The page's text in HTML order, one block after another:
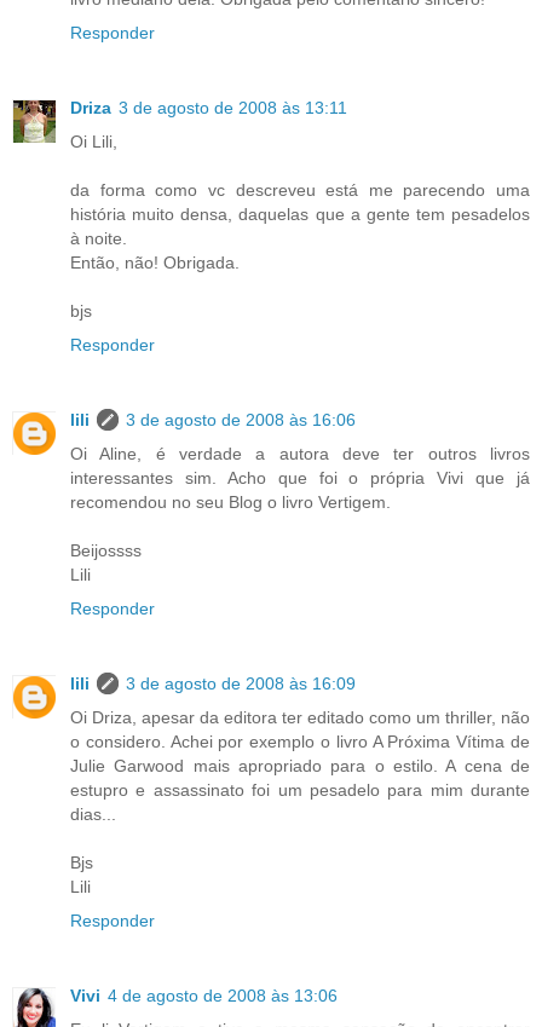
Responder
Driza 3 de agosto de 2008 às 13:11
Oi Lili,
da forma como vc descreveu está me parecendo uma
história muito densa, daquelas que a gente tem pesadelos
à noite.
Então, não! Obrigada.
bjs
Responder
lili
3 de agosto de 2008 às 16:06
Oi Aline, é verdade a autora deve ter outros livros
interessantes sim. Acho que foi o própria Vivi que já
recomendou no seu Blog o livro Vertigem.
Beijossss
Lili
Responder
lili
3 de agosto de 2008 às 16:09
Oi Driza, apesar da editora ter editado como um thriller, não
o considero. Achei por exemplo o livro A Próxima Vítima de
Julie Garwood mais apropriado para o estilo. A cena de
estupro e assassinato foi um pesadelo para mim durante
dias...
Bjs
Lili
Responder
Vivi 4 de agosto de 2008 às 13:06